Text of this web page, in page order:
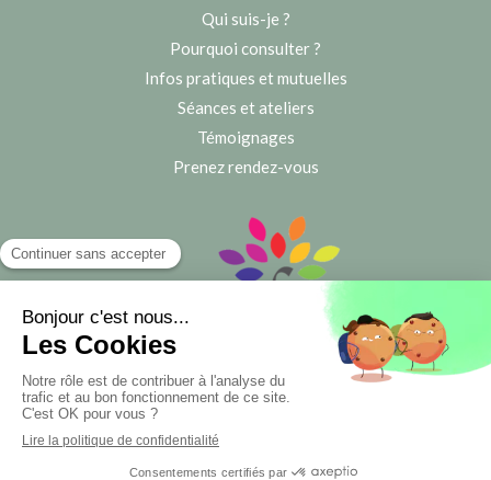
Qui suis-je ?
Pourquoi consulter ?
Infos pratiques et mutuelles
Séances et ateliers
Témoignages
Prenez rendez-vous
©2020 Françoise Maurel la sophrologue des seniors